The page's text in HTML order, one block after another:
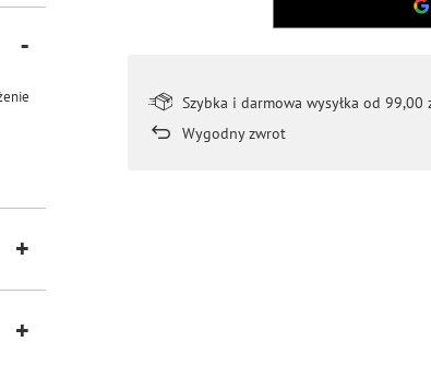
Szybka i darmowa wysyłka od 99,00
Wygodny zwrot